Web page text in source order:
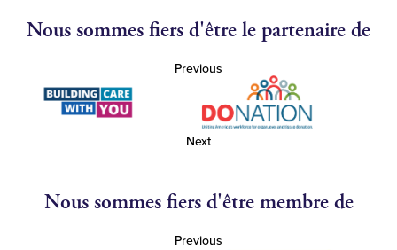
Nous sommes fiers d'être le partenaire de
Previous
Next
Nous sommes fiers d'être membre de
Previous